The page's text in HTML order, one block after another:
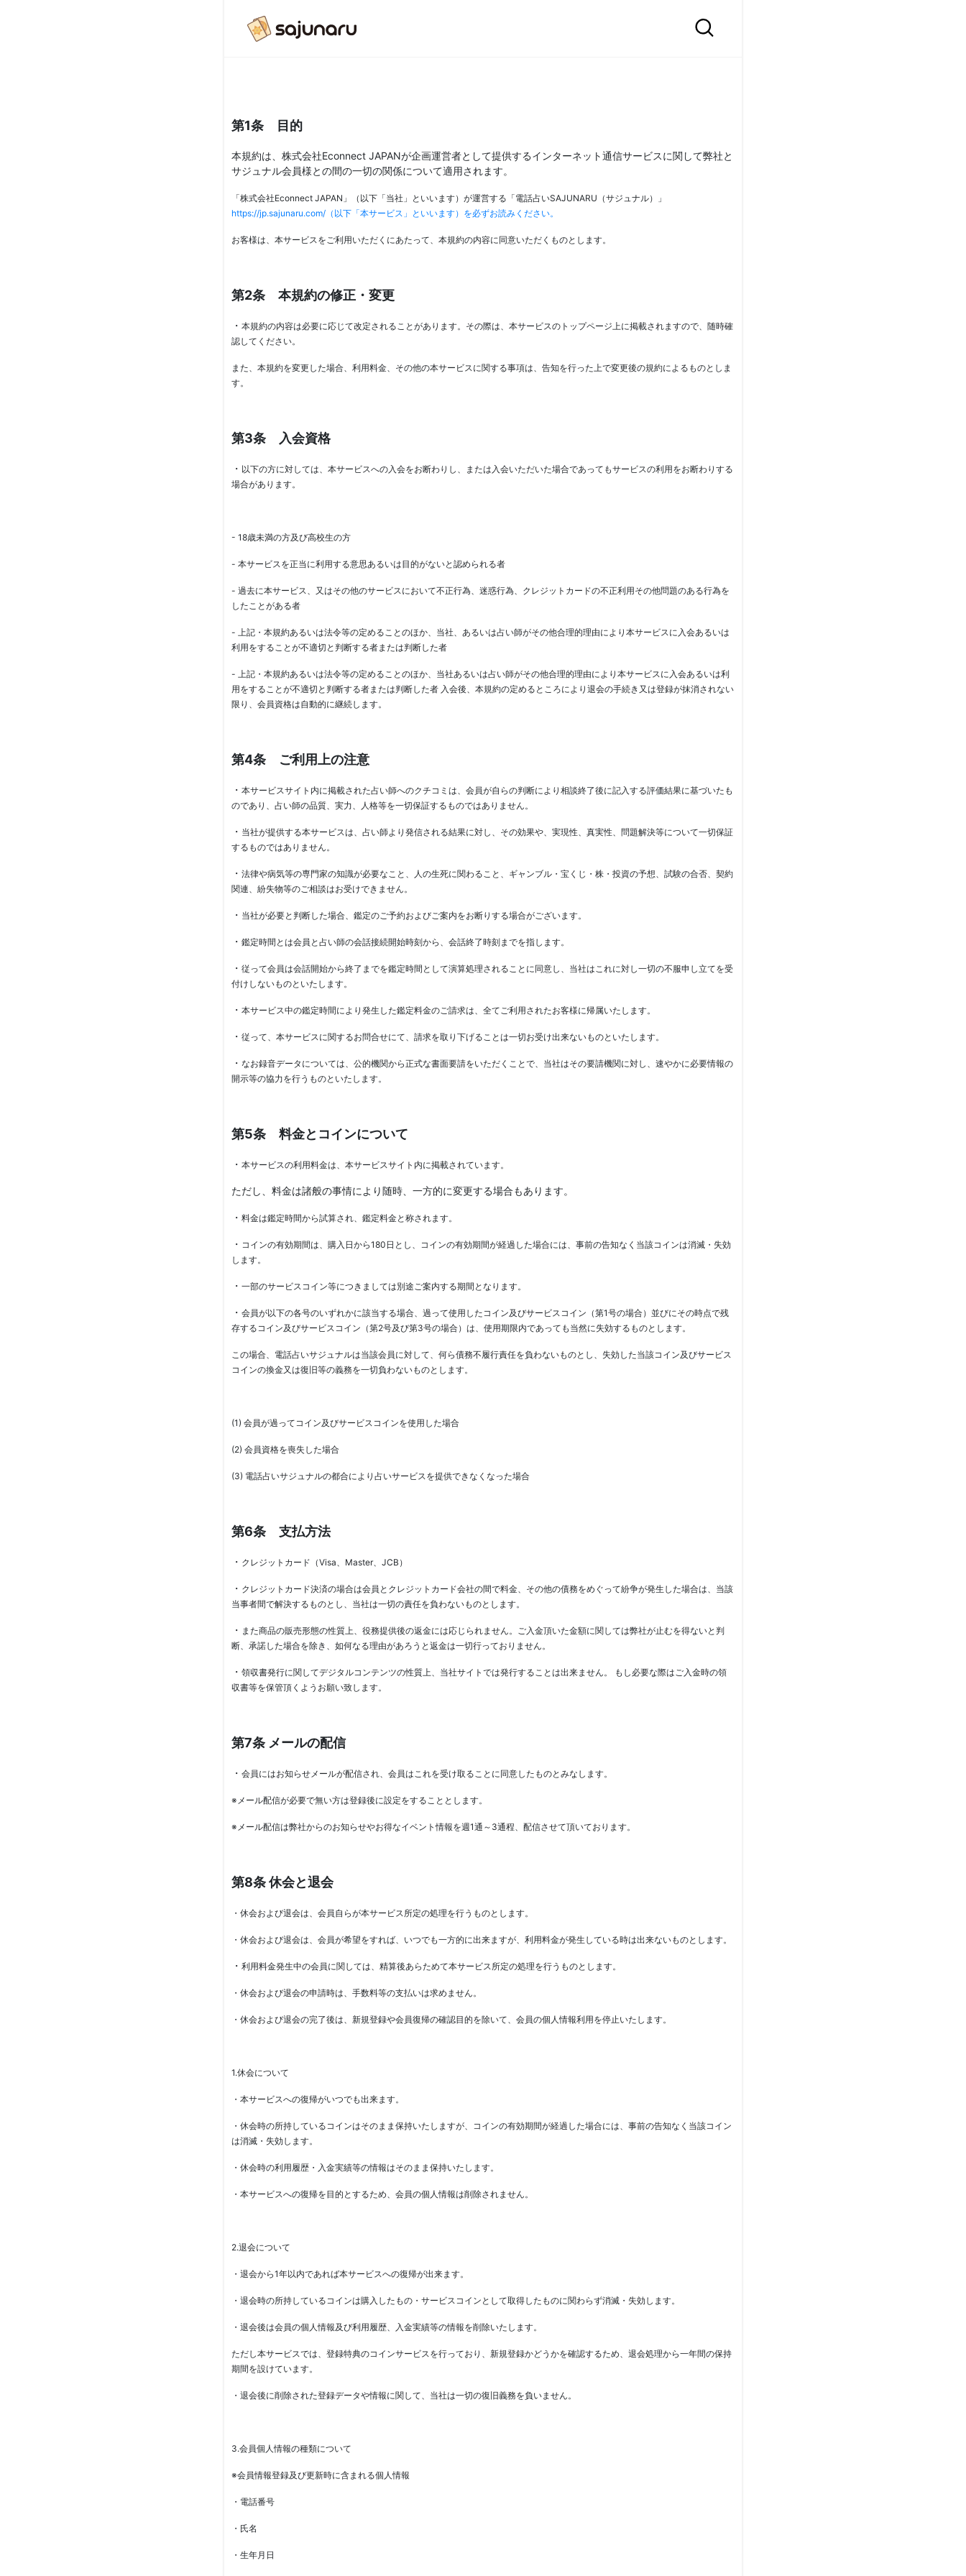
第1条 目的
本規約は、株式会社Econnect JAPANが企画運営者として提供するインターネット通信サービスに関して弊社と
サジュナル会員様との間の一切の関係について適用されます。
「株式会社Econnect JAPAN」（以下「当社」といいます）が運営する「電話占いSAJUNARU（サジュナル）」
https://jp.sajunaru.com/（以下「本サービス」といいます）を必ずお読みください。
お客様は、本サービスをご利用いただくにあたって、本規約の内容に同意いただくものとします。
第2条 本規約の修正・変更
・ 本規約の内容は必要に応じて改定されることがあります。その際は、本サービスのトップページ上に掲載されますので、随時確
認してください。
また、本規約を変更した場合、利用料金、その他の本サービスに関する事項は、告知を行った上で変更後の規約によるものとしま
す。
第3条 入会資格
・ 以下の方に対しては、本サービスへの入会をお断わりし、または入会いただいた場合であってもサービスの利用をお断わりする
場合があります。
- 18歳未満の方及び高校生の方
- 本サービスを正当に利用する意思あるいは目的がないと認められる者
- 過去に本サービス、又はその他のサービスにおいて不正行為、迷惑行為、クレジットカードの不正利用その他問題のある行為を
したことがある者
- 上記・本規約あるいは法令等の定めることのほか、当社、あるいは占い師がその他合理的理由により本サービスに入会あるいは
利用をすることが不適切と判断する者または判断した者
- 上記・本規約あるいは法令等の定めることのほか、当社あるいは占い師がその他合理的理由により本サービスに入会あるいは利
用をすることが不適切と判断する者または判断した者 入会後、本規約の定めるところにより退会の手続き又は登録が抹消されない
限り、会員資格は自動的に継続します。
第4条 ご利用上の注意
・ 本サービスサイト内に掲載された占い師へのクチコミは、会員が自らの判断により相談終了後に記入する評価結果に基づいたも
のであり、占い師の品質、実力、人格等を一切保証するものではありません。
・ 当社が提供する本サービスは、占い師より発信される結果に対し、その効果や、実現性、真実性、問題解決等について一切保証
するものではありません。
・ 法律や病気等の専門家の知識が必要なこと、人の生死に関わること、ギャンブル・宝くじ・株・投資の予想、試験の合否、契約
関連、紛失物等のご相談はお受けできません。
・ 当社が必要と判断した場合、鑑定のご予約およびご案内をお断りする場合がございます。
・ 鑑定時間とは会員と占い師の会話接続開始時刻から、会話終了時刻までを指します。
・ 従って会員は会話開始から終了までを鑑定時間として演算処理されることに同意し、当社はこれに対し一切の不服申し立てを受
付けしないものといたします。
・ 本サービス中の鑑定時間により発生した鑑定料金のご請求は、全てご利用されたお客様に帰属いたします。
・ 従って、本サービスに関するお問合せにて、請求を取り下げることは一切お受け出来ないものといたします。
・ なお録音データについては、公的機関から正式な書面要請をいただくことで、当社はその要請機関に対し、速やかに必要情報の
開示等の協力を行うものといたします。
第5条 料金とコインについて
・ 本サービスの利用料金は、本サービスサイト内に掲載されています。
ただし、料金は諸般の事情により随時、一方的に変更する場合もあります。
・ 料金は鑑定時間から試算され、鑑定料金と称されます。
・ コインの有効期間は、購入日から180日とし、コインの有効期間が経過した場合には、事前の告知なく当該コインは消滅・失効
します。
・ 一部のサービスコイン等につきましては別途ご案内する期間となります。
・ 会員が以下の各号のいずれかに該当する場合、過って使用したコイン及びサービスコイン（第1号の場合）並びにその時点で残
存するコイン及びサービスコイン（第2号及び第3号の場合）は、使用期限内であっても当然に失効するものとします。
この場合、電話占いサジュナルは当該会員に対して、何ら債務不履行責任を負わないものとし、失効した当該コイン及びサービス
コインの換金又は復旧等の義務を一切負わないものとします。
(1) 会員が過ってコイン及びサービスコインを使用した場合
(2) 会員資格を喪失した場合
(3) 電話占いサジュナルの都合により占いサービスを提供できなくなった場合
第6条 支払方法
・ クレジットカード（Visa、Master、JCB）
・ クレジットカード決済の場合は会員とクレジットカード会社の間で料金、その他の債務をめぐって紛争が発生した場合は、当該
当事者間で解決するものとし、当社は一切の責任を負わないものとします。
・ また商品の販売形態の性質上、役務提供後の返金には応じられません。ご入金頂いた金額に関しては弊社が止むを得ないと判
断、承諾した場合を除き、如何なる理由があろうと返金は一切行っておりません。
・ 領収書発行に関してデジタルコンテンツの性質上、当社サイトでは発行することは出来ません。 もし必要な際はご入金時の領
収書等を保管頂くようお願い致します。
第7条 メールの配信
・ 会員にはお知らせメールが配信され、会員はこれを受け取ることに同意したものとみなします。
※メール配信が必要で無い方は登録後に設定をすることとします。
※メール配信は弊社からのお知らせやお得なイベント情報を週1通～3通程、配信させて頂いております。
第8条 休会と退会
・休会および退会は、会員自らが本サービス所定の処理を行うものとします。
・休会および退会は、会員が希望をすれば、いつでも一方的に出来ますが、利用料金が発生している時は出来ないものとします。
・ 利用料金発生中の会員に関しては、精算後あらためて本サービス所定の処理を行うものとします。
・休会および退会の申請時は、手数料等の支払いは求めません。
・休会および退会の完了後は、新規登録や会員復帰の確認目的を除いて、会員の個人情報利用を停止いたします。
1.休会について
・本サービスへの復帰がいつでも出来ます。
・休会時の所持しているコインはそのまま保持いたしますが、コインの有効期間が経過した場合には、事前の告知なく当該コイン
は消滅・失効します。
・休会時の利用履歴・入金実績等の情報はそのまま保持いたします。
・本サービスへの復帰を目的とするため、会員の個人情報は削除されません。
2.退会について
・退会から1年以内であれば本サービスへの復帰が出来ます。
・退会時の所持しているコインは購入したもの・サービスコインとして取得したものに関わらず消滅・失効します。
・退会後は会員の個人情報及び利用履歴、入金実績等の情報を削除いたします。
ただし本サービスでは、登録特典のコインサービスを行っており、新規登録かどうかを確認するため、退会処理から一年間の保持
期間を設けています。
・退会後に削除された登録データや情報に関して、当社は一切の復旧義務を負いません。
3.会員個人情報の種類について
※会員情報登録及び更新時に含まれる個人情報
・電話番号
・氏名
・生年月日